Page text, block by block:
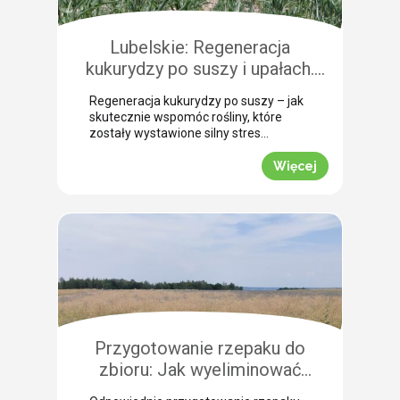
Pokazujemy, na co warto zwrócić
Lubelskie: Regeneracja
kukurydzy po suszy i upałach.
Zobacz rekomendacje z pola!
Regeneracja kukurydzy po suszy – jak
skutecznie wspomóc rośliny, które
zostały wystawione silny stres
termiczny? Jak informuje nasz ekspert
Leszek Konior, kluczem jest szybka
reakcja i wykorzystanie momentu, gdy
przeprowadzona w powiecie
Odpowiednio dobrana strategia
pozwala roślinom odbudować kondycję
fizjologiczną. Pozwijane […]
Więcej
Przygotowanie rzepaku do
zbioru: Jak wyeliminować
chwasty i obniżyć koszty żniw?